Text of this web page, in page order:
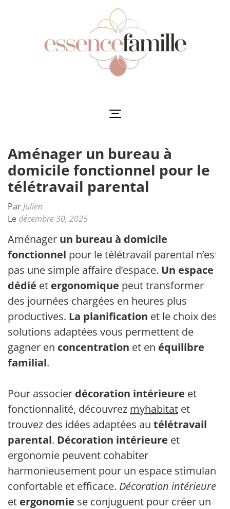
Aménager un bureau à
domicile fonctionnel pour le
télétravail parental
ParJulien
Le décembre 30, 2025
Aménager un bureau à domicile
fonctionnel pour le télétravail parental n’est
pas une simple affaire d’espace. Un espace
dédié et ergonomique peut transformer
des journées chargées en heures plus
productives. La planification et le choix des
solutions adaptées vous permettent de
gagner en concentration et en équilibre
familial.
Pour associer décoration intérieure et
fonctionnalité, découvrez myhabitat et
trouvez des idées adaptées au télétravail
parental. Décoration intérieure et
ergonomie peuvent cohabiter
harmonieusement pour un espace stimulant,
confortable et efficace. Décoration intérieure
et ergonomie se conjuguent pour créer un